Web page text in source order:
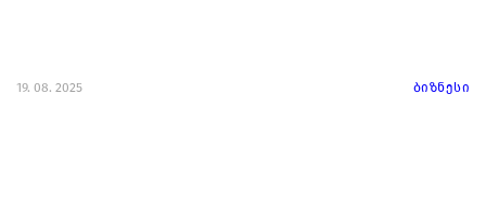
19. 08. 2025 ბიზნესი